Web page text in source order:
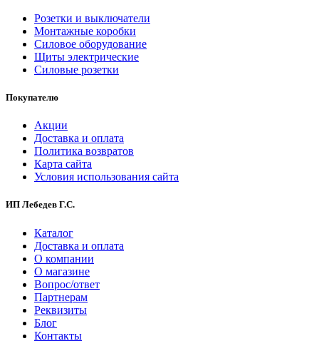
Розетки и выключатели
Монтажные коробки
Силовое оборудование
Щиты электрические
Силовые розетки
Покупателю
Акции
Доставка и оплата
Политика возвратов
Карта сайта
Условия использования сайта
ИП Лебедев Г.С.
Каталог
Доставка и оплата
О компании
О магазине
Вопрос/ответ
Партнерам
Реквизиты
Блог
Контакты